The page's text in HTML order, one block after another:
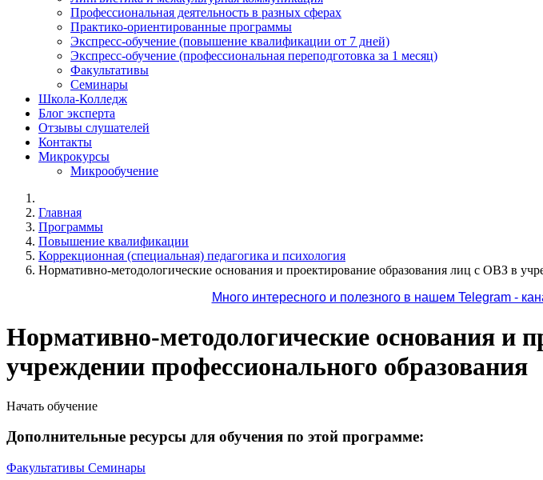
Профессиональная деятельность в разных сферах
Практико-ориентированные программы
Экспресс-обучение (повышение квалификации от 7 дней)
Экспресс-обучение (профессиональная переподготовка за 1 месяц)
Факультативы
Семинары
Школа-Колледж
Блог эксперта
Отзывы слушателей
Контакты
Микрокурсы
Микрообучение
Главная
Программы
Повышение квалификации
Коррекционная (специальная) педагогика и психология
Нормативно-методологические основания и проектирование образования лиц с ОВЗ в
Много интересного и полезного в нашем Telegram -
Нормативно-методологические основания и
учреждении профессионального образования
Начать обучение
Дополнительные ресурсы для обучения по этой программе:
Факультативы Семинары